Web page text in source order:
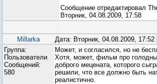
Сообщение отредактировал
Вторник, 04.08.2009, 17:58
Millarka Дата: Вторник, 04.08.2009,
Группа:
Пользователи
Сообщений:
580
Может, и согласился, но не
Хотя, может, фильм про
доброго мецената, которого
решили, что все должно быть
реалистично.